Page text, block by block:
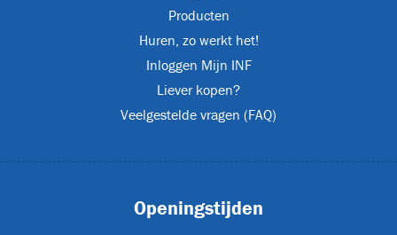
Producten
Huren, zo werkt het!
Inloggen Mijn INF
Liever kopen?
Veelgestelde vragen (FAQ)
Openingstijden